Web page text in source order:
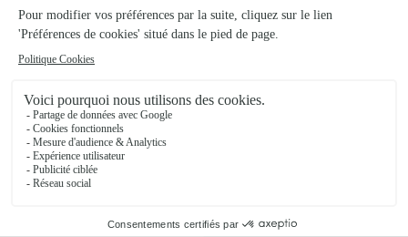
Les Fleurs de Fanchon
Orgerus
2, rue du Stade Cuaz
Voir la boutique